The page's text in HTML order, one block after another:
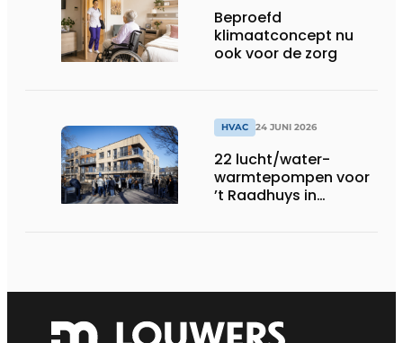
Beproefd
klimaatconcept nu
ook voor de zorg
HVAC 24 JUNI 2026
22 lucht/water-
warmtepompen voor
’t Raadhuys in